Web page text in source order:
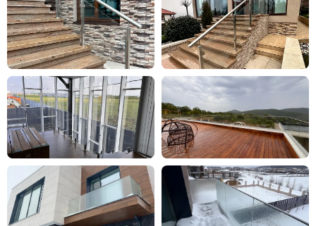
ПРОЕКТИРОВАНИЕ, ИЗГОТОВЛЕНИЕ
И МОНТАЖ ИНДИВИДУАЛЬНЫХ
КОНСТРУКЦИЙ ДЛЯ ЛЮБЫХ
ПОМЕЩЕНИЙ
Закажите выезд замерщика сейчас
и получите расчет стоимости
бесплатно